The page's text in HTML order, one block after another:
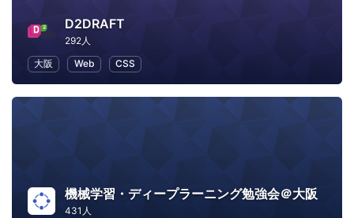
D2DRAFT
292人
大阪
Web CSS
機械学習・ディープラーニング勉強会＠大阪
431人